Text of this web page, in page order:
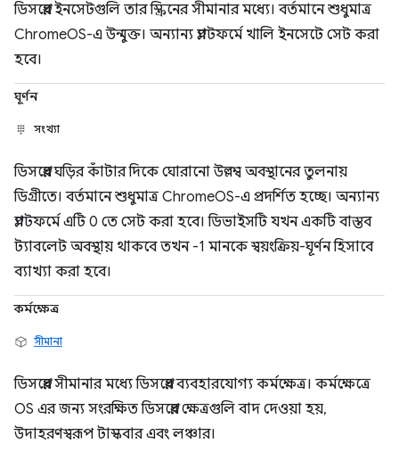
ডিসপ্লের ইনসেটগুলি তার স্ক্রিনের সীমানার মধ্যে। বর্তমানে শুধুমাত্র
ChromeOS-এ উন্মুক্ত। অন্যান্য প্ল্যাটফর্মে খালি ইনসেটে সেট করা
হবে।
ঘূর্ণন
সংখ্যা
ডিসপ্লের ঘড়ির কাঁটার দিকে ঘোরানো উল্লম্ব অবস্থানের তুলনায়
ডিগ্রীতে। বর্তমানে শুধুমাত্র ChromeOS-এ প্রদর্শিত হচ্ছে। অন্যান্য
প্ল্যাটফর্মে এটি 0 তে সেট করা হবে। ডিভাইসটি যখন একটি বাস্তব
ট্যাবলেট অবস্থায় থাকবে তখন -1 মানকে স্বয়ংক্রিয়-ঘূর্ণন হিসাবে
ব্যাখ্যা করা হবে।
কর্মক্ষেত্র
সীমানা
ডিসপ্লের সীমানার মধ্যে ডিসপ্লের ব্যবহারযোগ্য কর্মক্ষেত্র। কর্মক্ষেত্রে
OS এর জন্য সংরক্ষিত ডিসপ্লের ক্ষেত্রগুলি বাদ দেওয়া হয়,
উদাহরণস্বরূপ টাস্কবার এবং লঞ্চার।